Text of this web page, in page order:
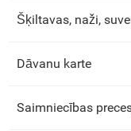
Šķiltavas, naži,
Dāvanu karte
Saimniecības